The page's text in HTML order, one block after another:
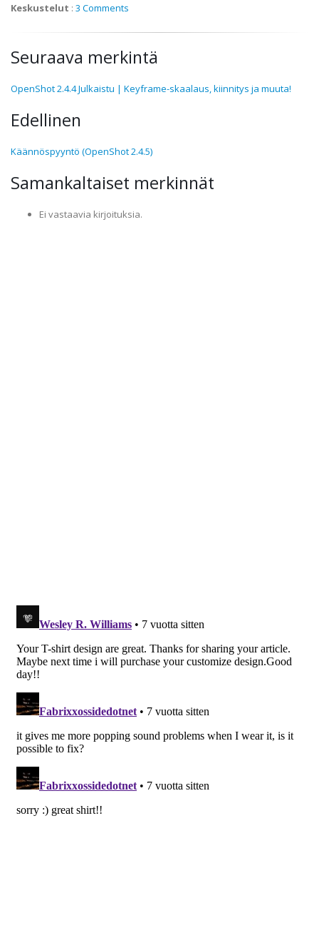
Keskustelut : 3 Comments
Seuraava merkintä
OpenShot 2.4.4 Julkaistu | Keyframe-skaalaus, kiinnitys ja muuta!
Edellinen
Käännöspyyntö (OpenShot 2.4.5)
Samankaltaiset merkinnät
Ei vastaavia kirjoituksia.